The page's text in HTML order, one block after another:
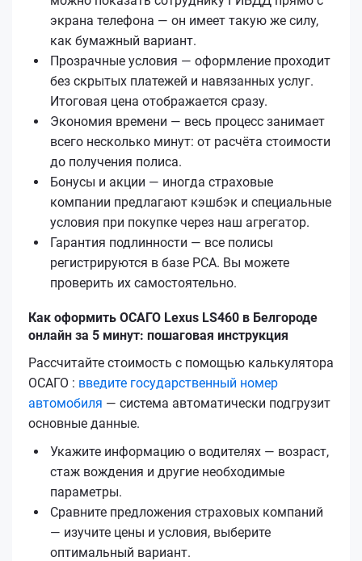
экрана телефона — он имеет такую же силу,
как бумажный вариант.
Прозрачные условия — оформление проходит
без скрытых платежей и навязанных услуг.
Итоговая цена отображается сразу.
Экономия времени — весь процесс занимает
всего несколько минут: от расчёта стоимости
до получения полиса.
Бонусы и акции — иногда страховые
компании предлагают кэшбэк и специальные
условия при покупке через наш агрегатор.
Гарантия подлинности — все полисы
регистрируются в базе РСА. Вы можете
проверить их самостоятельно.
Как оформить ОСАГО Lexus LS460 в Белгороде
онлайн за 5 минут: пошаговая инструкция
Рассчитайте стоимость с помощью калькулятора
ОСАГО : введите государственный номер
автомобиля — система автоматически подгрузит
основные данные.
Укажите информацию о водителях — возраст,
стаж вождения и другие необходимые
параметры.
Сравните предложения страховых компаний
— изучите цены и условия, выберите
оптимальный вариант.